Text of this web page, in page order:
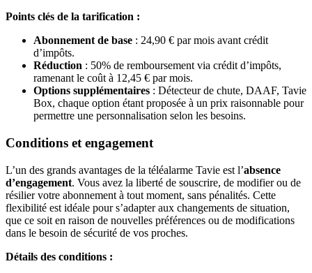
Points clés de la tarification :
Abonnement de base : 24,90 € par mois avant crédit
d’impôts.
Réduction : 50% de remboursement via crédit d’impôts,
ramenant le coût à 12,45 € par mois.
Options supplémentaires : Détecteur de chute, DAAF, Tavie
Box, chaque option étant proposée à un prix raisonnable pour
permettre une personnalisation selon les besoins.
Conditions et engagement
L’un des grands avantages de la téléalarme Tavie est l’absence
d’engagement. Vous avez la liberté de souscrire, de modifier ou de
résilier votre abonnement à tout moment, sans pénalités. Cette
flexibilité est idéale pour s’adapter aux changements de situation,
que ce soit en raison de nouvelles préférences ou de modifications
dans le besoin de sécurité de vos proches.
Détails des conditions :